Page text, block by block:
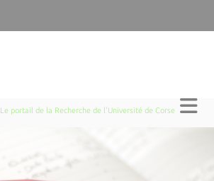
Le portail de la Recherche de l'Université de Corse